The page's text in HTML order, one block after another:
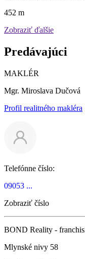
452 m
Zobraziť ďalšie
Predávajúci
MAKLÉR
Mgr. Miroslava Dučová
Profil realitného makléra
Telefónne číslo:
09053 ...
Zobraziť číslo
BOND Reality -
Mlynské nivy 58